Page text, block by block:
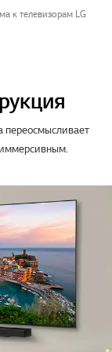
к телевизорам LG
переосмысливает